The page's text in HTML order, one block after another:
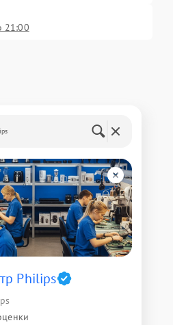
21:00
Philips